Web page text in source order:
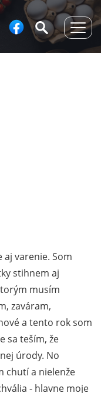
aj varenie. Som
stihnem aj
musím
zaváram,
a tento rok som
sa teším, že
úrody. No
chutí a nielenže
- hlavne moje